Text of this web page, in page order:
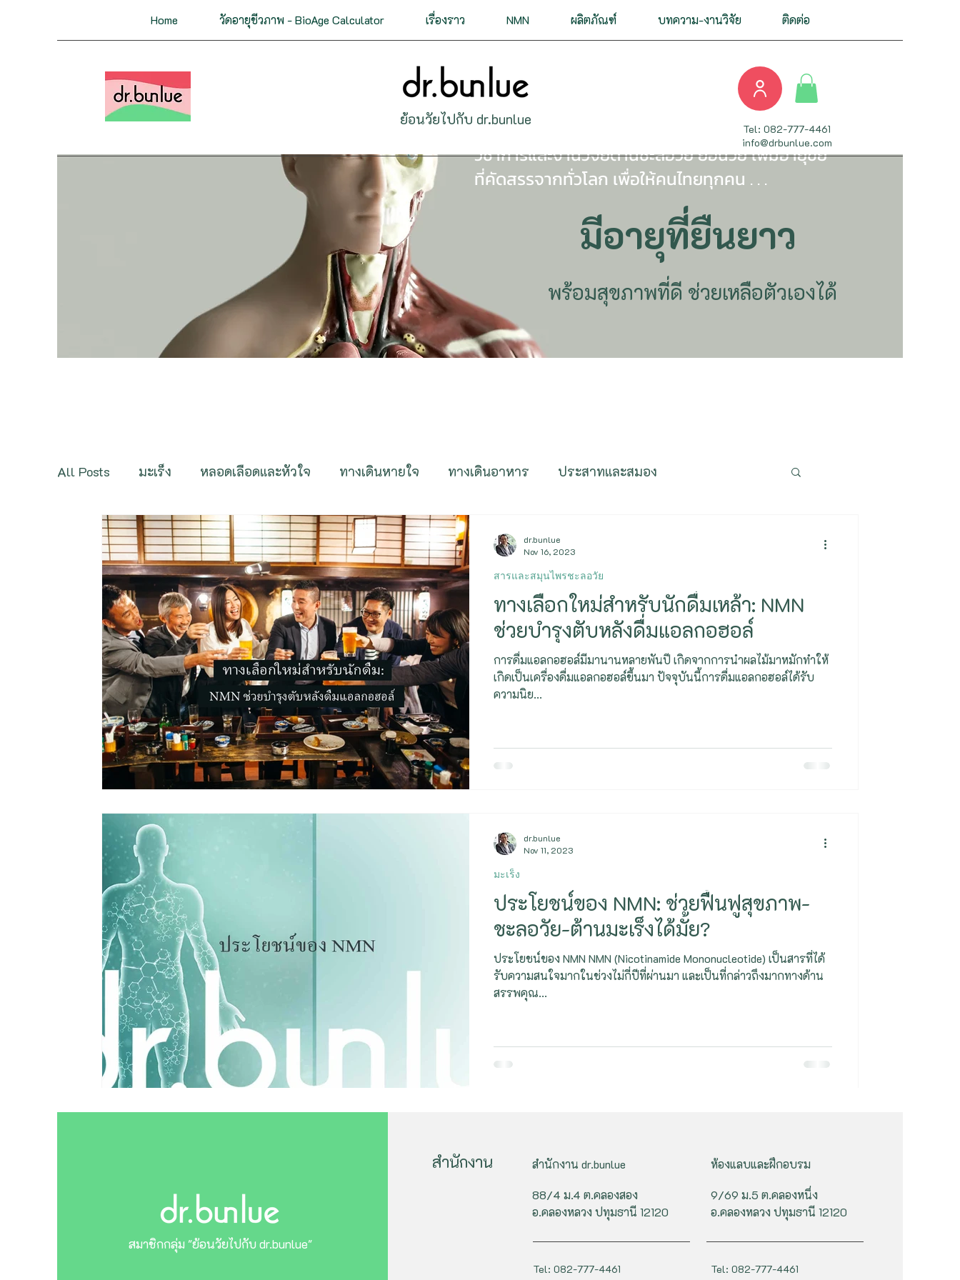
Home วัดอายุชีวภาพ - BioAge Calculator เรื่องราว NMN ผลิตภัณฑ์ บทความ-งานวิจัย ติดต่อ
ย้อนวัยไปกับ dr.bunlue
Tel: 082-777-4461
info@drbunlue.com
รวมเคล็ดลับ วิธีปฏิบัติ บทความที่อ้างอิงงาน
วิชาการและงานวิจัยด้านชะลอวัย ย้อนวัย เพิ่มอายุขัย
ที่คัดสรรจากทั่วโลก เพื่อให้คนไทยทุกคน . . .
มีอายุที่ยืนยาว
พร้อมสุขภาพที่ดี ช่วยเหลือตัวเองได้
All Posts มะเร็ง หลอดเลือดและหัวใจ ทางเดินหายใจ ทางเดินอาหาร ประสาทและสมอง
กระดูกและกล้ามเนื้อ ต่อมไร้ท่อ ภูมิต้านทาน ติดเชื้อ ทางเดินปัสสาวะ
ฟื้นฟูสุขภาพ สารและสมุนไพรชะลอวัย ตา หู คอ จมูก ผิวหนังและเส้นผม
โรคอ้วน การนอนหลับ ผู้สูงอายุ การเผาผลาญ - Metabolism Biohacker
ทางเลือกใหม่สำหรับนักดื่มเหล้า: NMN
ช่วยบำรุงตับหลังดื่มแอลกอฮอล์
การดื่มแอลกอฮอล์มีมานานหลายพันปี เกิดจากการนำผลไม้มาหมักทำให้
เกิดเป็นเครื่องดื่มแอลกอฮอล์ขึ้นมา ปัจจุบันนี้การดื่มแอลกอฮอล์ได้รับ
ความนิย...
สารและสมุนไพรชะลอวัย
dr.bunlue
Nov 16, 2023
ประโยชน์ของ NMN: ช่วยฟื้นฟูสุขภาพ-
ชะลอวัย-ต้านมะเร็งได้มั้ย?
ประโยชน์ของ NMN NMN (Nicotinamide Mononucleotide) เป็นสารที่ได้
รับความสนใจมากในช่วงไม่กี่ปีที่ผ่านมา และเป็นที่กล่าวถึงมากทางด้าน
สรรพคุณ...
มะเร็ง
dr.bunlue
Nov 11, 2023
สมาชิกกลุ่ม "ย้อนวัยไปกับ dr.bunlue"
สำนักงาน สำนักงาน dr.bunlue
88/4 ม.4 ต.คลองสอง
อ.คลองหลวง ปทุมธานี 12120
Tel: 082-777-4461
ห้องแลบและฝึกอบรม
9/69 ม.5 ต.คลองหนึ่ง
อ.คลองหลวง ปทุมธานี 12120
Tel: 082-777-4461